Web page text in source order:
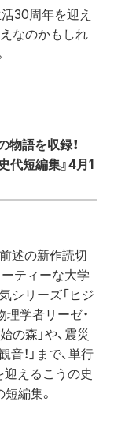
活30周年を迎え
なのかもしれ
物語を収録！
代短編集』4月1
述の新作読切
ーティーな大学
シリーズ「ヒジ
理学者リーゼ・
の森」や、震災
！」まで、単行
えるこうの史
編集。